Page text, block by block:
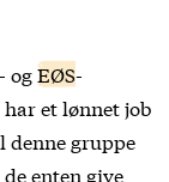
ogEØS-
et lønnet job
denne gruppe
enten give